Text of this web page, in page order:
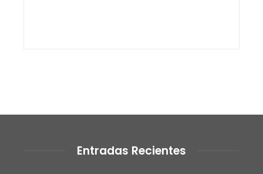
Entradas Recientes